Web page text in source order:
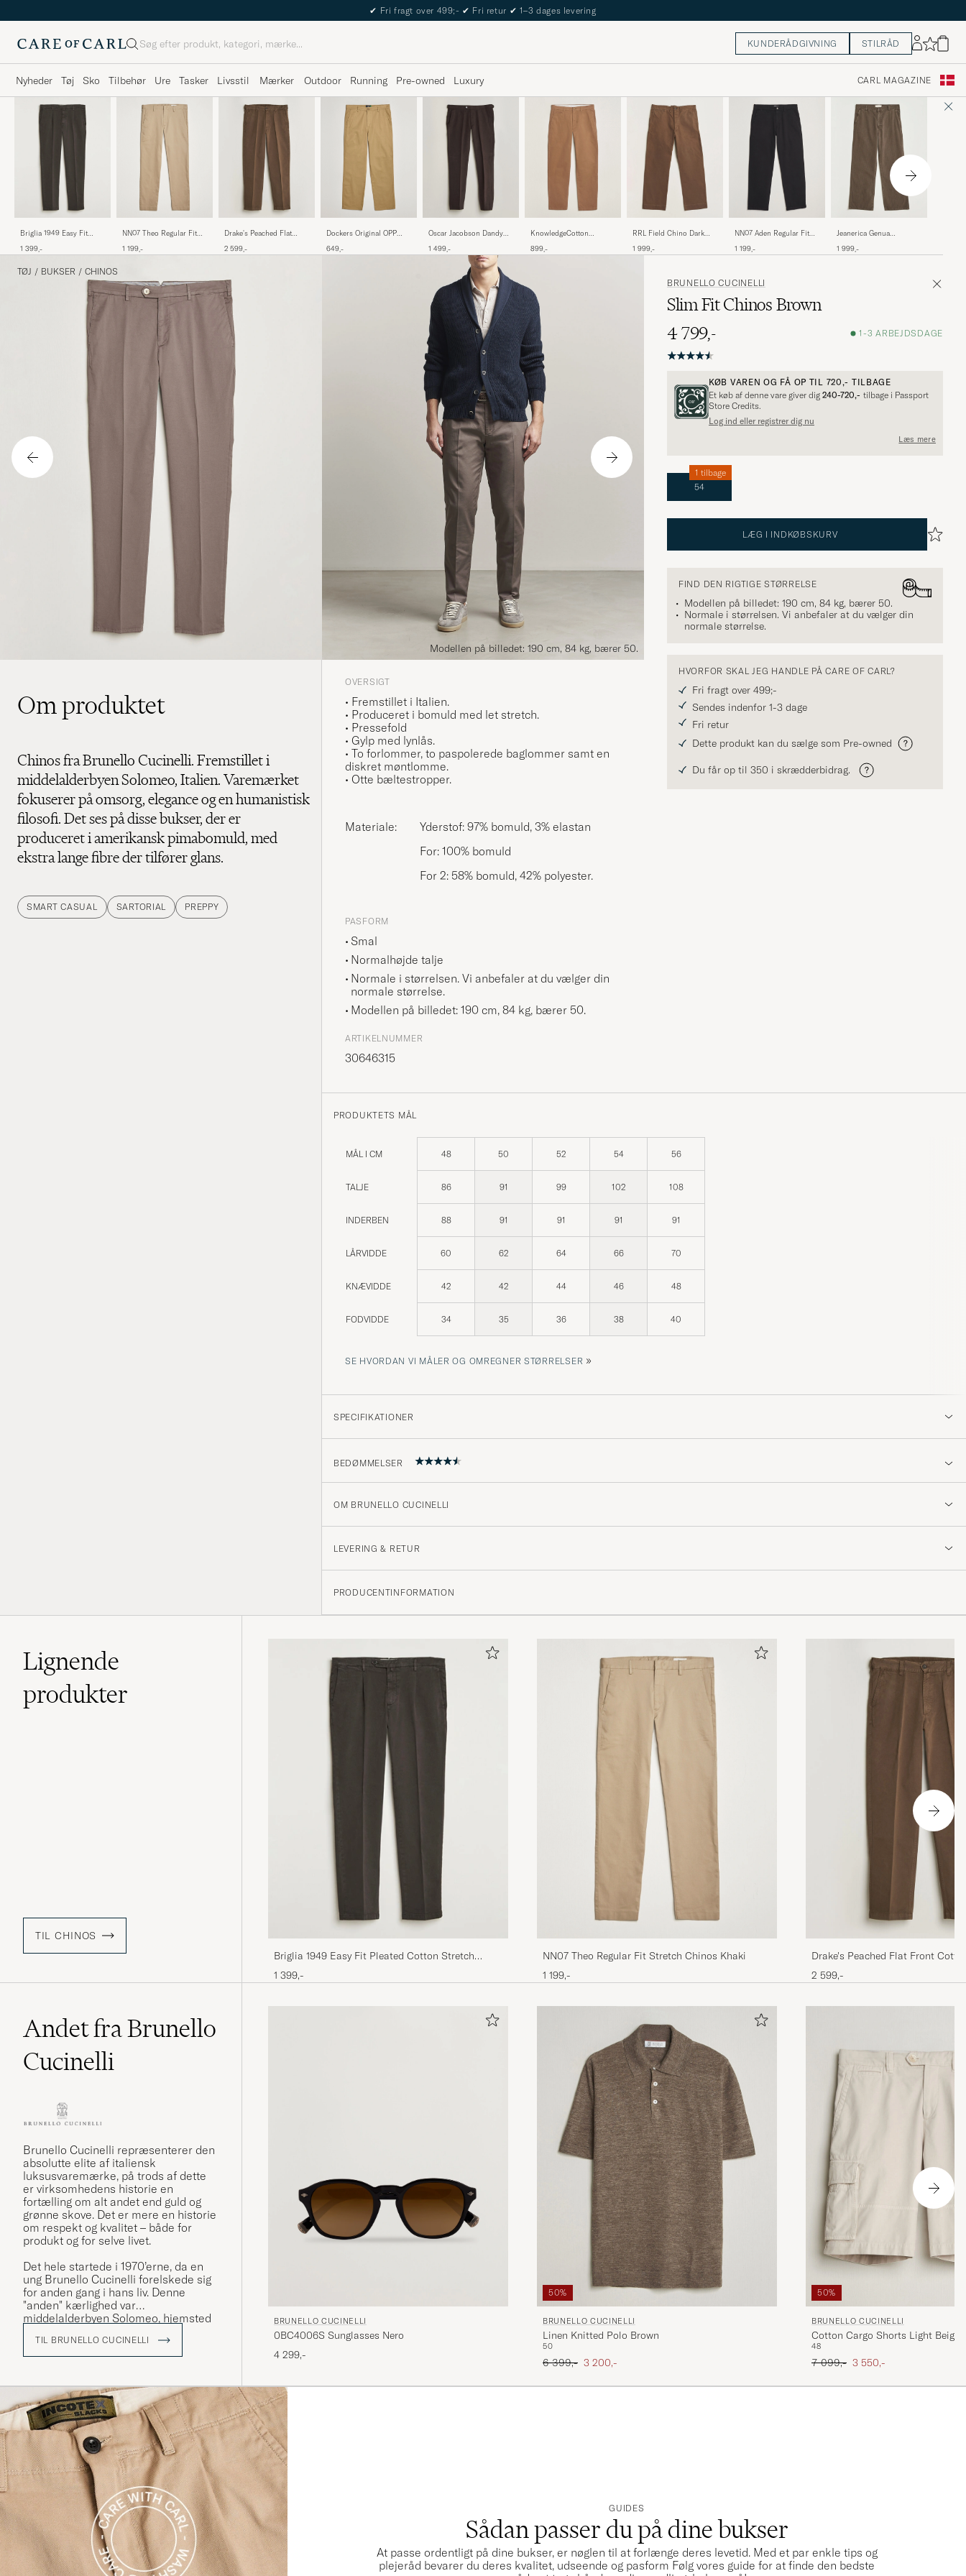
The Care of Carl Passport
Søg KUNDERÅDGIVNING STILRÅD
Nyheder Tøj Sko Tilbehør Ure Tasker Livsstil Mærker Outdoor Running Pre-owned Luxury CARL MAGAZINE
Briglia 1949 Easy Fit
Chino Dark Brown
1 399,-
NN07 Theo Regular Fit
1 199,-
Drake's Peached Flat
Brown
2 599,-
Dockers Original OPP
Chino Harvest Gold
649,-
Oscar Jacobson Dandy
Brown
1 499,-
KnowledgeCotton
Cotton Twill Chino Tuffet
899,-
RRL Field Chino Dark
1 999,-
NN07 Aden Regular Fit
1 199,-
Jeanerica Genua
Brown
1 999,-
TØJ / BUKSER / CHINOS
Modellen på billedet: 190 cm, 84 kg, bærer 50.
BRUNELLO CUCINELLI
Slim Fit Chinos Brown
4 799,-
1-3 ARBEJDSDAGE
KØB VAREN OG FÅ OP TIL 720,- TILBAGE
Et køb af denne vare giver dig 240-720,- tilbage i Passport
Store Credits.
Log ind eller registrer dig nu
Læs mere
54
1 tilbage
LÆG I INDKØBSKURV
FIND DEN RIGTIGE STØRRELSE
Modellen på billedet: 190 cm, 84 kg, bærer 50.
Normale i størrelsen. Vi anbefaler at du vælger din
normale størrelse.
HVORFOR SKAL JEG HANDLE PÅ CARE OF CARL?
Fri fragt over 499;-
Sendes indenfor 1-3 dage
Fri retur
Dette produkt kan du sælge som Pre-owned
Du får op til 350 i skrædderbidrag.
Om produktet
Chinos fra Brunello Cucinelli. Fremstillet i
middelalderbyen Solomeo, Italien. Varemærket
fokuserer på omsorg, elegance og en humanistisk
filosofi. Det ses på disse bukser, der er
produceret i amerikansk pimabomuld, med
ekstra lange fibre der tilfører glans.
SMART CASUAL SARTORIAL PREPPY
OVERSIGT
• Fremstillet i Italien.
• Produceret i bomuld med let stretch.
• Pressefold
• Gylp med lynlås.
• To forlommer, to paspolerede baglommer samt en
diskret møntlomme.
• Otte bæltestropper.
Materiale:
Yderstof: 97% bomuld, 3% elastan
For: 100% bomuld
For 2: 58% bomuld, 42% polyester.
PASFORM
Smal
Normalhøjde talje
Normale i størrelsen. Vi anbefaler at du vælger din
normale størrelse.
Modellen på billedet: 190 cm, 84 kg, bærer 50.
ARTIKELNUMMER
30646315
PRODUKTETS MÅL
MÅL I CM 48 50 52 54 56
TALJE 86 91 99 102 108
INDERBEN 88 91 91 91 91
LÅRVIDDE 60 62 64 66 70
KNÆVIDDE 42 42 44 46 48
FODVIDDE 34 35 36 38 40
SE HVORDAN VI MÅLER OG OMREGNER STØRRELSER »
SPECIFIKATIONER
BEDØMMELSER
Flott kvalitet
OM BRUNELLO CUCINELLI
LEVERING & RETUR
PRODUCENTINFORMATION
Lignende
produkter
TIL CHINOS
Briglia 1949 Easy Fit Pleated Cotton Stretch
Chino Dark Brown
1 399,-
NN07 Theo Regular Fit Stretch Chinos Khaki
1 199,-
Drake's Peached Flat Front
2 599,-
Andet fra Brunello
Cucinelli
Brunello Cucinelli repræsenterer den
absolutte elite af italiensk
luksusvaremærke, på trods af dette
er virksomhedens historie en
fortælling om alt andet end guld og
grønne skove. Det er mere en historie
om respekt og kvalitet – både for
produkt og for selve livet.
Det hele startede i 1970’erne, da en
ung Brunello Cucinelli forelskede sig
for anden gang i hans liv. Denne
"anden" kærlighed var
middelalderbyen Solomeo, hjemsted
opdager han sin passion for
strikkehåndværket. I dag, lidt over et
farvede kashmirtrøje fortsat
Brunellos store innovation.
TIL BRUNELLO CUCINELLI
BRUNELLO CUCINELLI
0BC4006S Sunglasses Nero
4 299,-
50%
BRUNELLO CUCINELLI
Linen Knitted Polo Brown
50
Ordinary pris
6 399,- Nedsat pris
3 200,-
50%
BRUNELLO CUCINELLI
Cotton Cargo Shorts Light Beige
48
Ordinary pris
7 099,- Nedsat pris
3 550,-
GUIDES
Sådan passer du på dine bukser
At passe ordentligt på dine bukser, er nøglen til at forlænge deres levetid. Med et par enkle tips og
plejeråd bevarer du deres kvalitet, udseende og pasform Følg vores guide for at finde den bedste